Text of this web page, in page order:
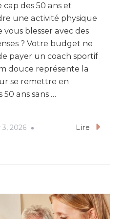
cap des 50 ans et
une activité physique
vous blesser avec des
? Votre budget ne
payer un coach sportif
douce représente la
se remettre en
ans sans …
3, 2026 Lire